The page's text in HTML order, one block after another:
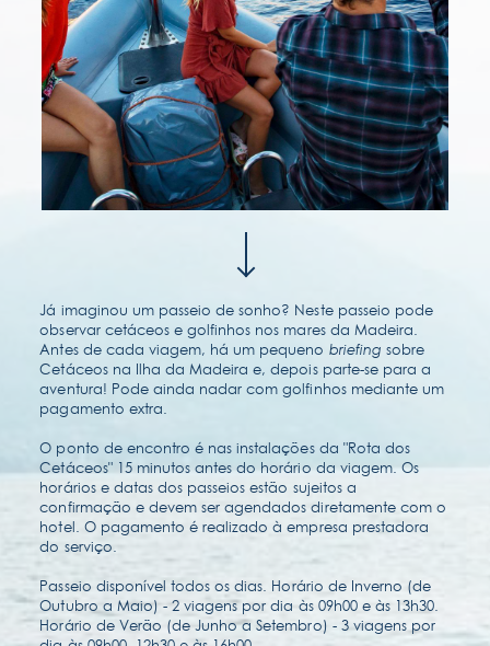
contato & localização
perguntas frequentes
Já imaginou um passeio de sonho? Neste passeio pode
observar cetáceos e golfinhos nos mares da Madeira.
Antes de cada viagem, há um pequeno briefing sobre
Cetáceos na Ilha da Madeira e, depois parte-se para a
aventura! Pode ainda nadar com golfinhos mediante um
pagamento extra.
O ponto de encontro é nas instalações da "Rota dos
Cetáceos" 15 minutos antes do horário da viagem. Os
horários e datas dos passeios estão sujeitos a
confirmação e devem ser agendados diretamente com o
hotel. O pagamento é realizado à empresa prestadora
do serviço.
Passeio disponível todos os dias. Horário de Inverno (de
Outubro a Maio) - 2 viagens por dia às 09h00 e às 13h30.
Horário de Verão (de Junho a Setembro) - 3 viagens por